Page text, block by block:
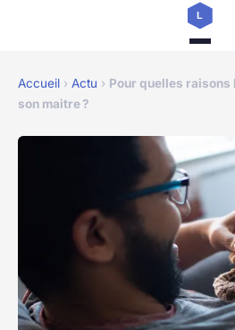
Accueil › Actu › Pour quelles raisons
son maitre ?